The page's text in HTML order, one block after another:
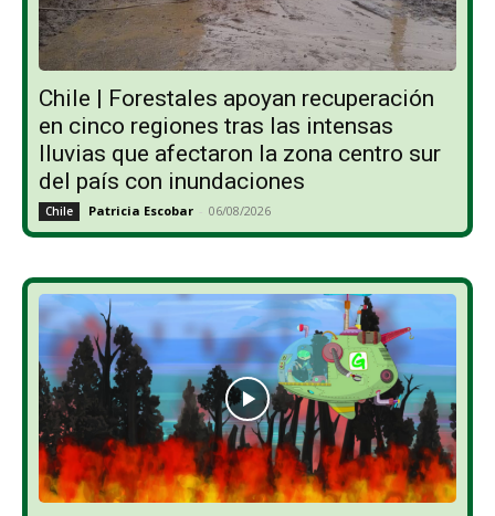
Chile | Forestales apoyan recuperación
en cinco regiones tras las intensas
lluvias que afectaron la zona centro sur
del país con inundaciones
Chile Patricia Escobar - 06/08/2026